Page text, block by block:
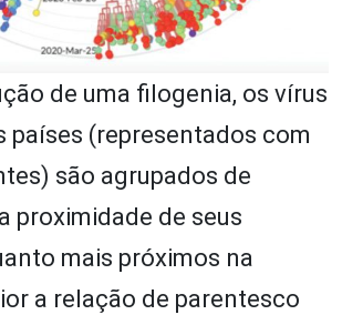
de uma filogenia, os vírus
países (representados com
são agrupados de
proximidade de seus
mais próximos na
a relação de parentesco